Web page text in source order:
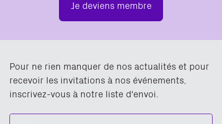
Je deviens membre
Pour ne rien manquer de nos actualités et pour
recevoir les invitations à nos événements,
inscrivez-vous à notre liste d'envoi.